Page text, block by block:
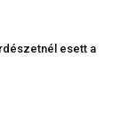
esett a